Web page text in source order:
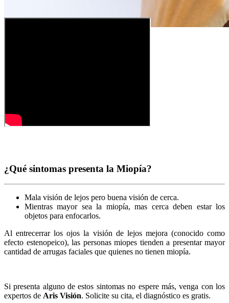
¿Qué sintomas presenta la Miopía?
Mala visión de lejos pero buena visión de cerca.
Mientras mayor sea la miopía, mas cerca deben estar los
objetos para enfocarlos.
Al entrecerrar los ojos la visión de lejos mejora (conocido como
efecto estenopeico), las personas miopes tienden a presentar mayor
cantidad de arrugas faciales que quienes no tienen miopía.
Si presenta alguno de estos sintomas no espere más, venga con los
expertos de Aris Visión. Solicite su cita, el diagnóstico es gratis.